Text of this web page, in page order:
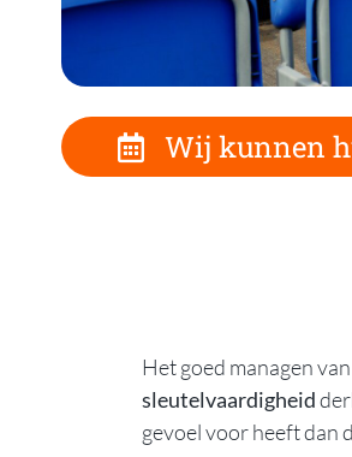
Wij kunnen
Het goed managen
sleutelvaardigheid
gevoel voor heeft dan